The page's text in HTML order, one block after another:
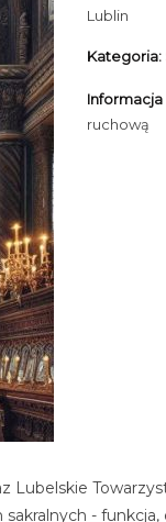
Lublin
Kategoria:
ruchową
-